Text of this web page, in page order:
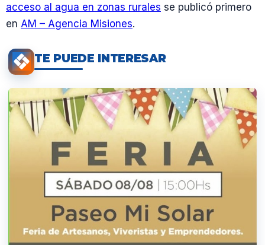
acceso al agua en zonas rurales se publicó primero
en AM – Agencia Misiones.
TE PUEDE INTERESAR